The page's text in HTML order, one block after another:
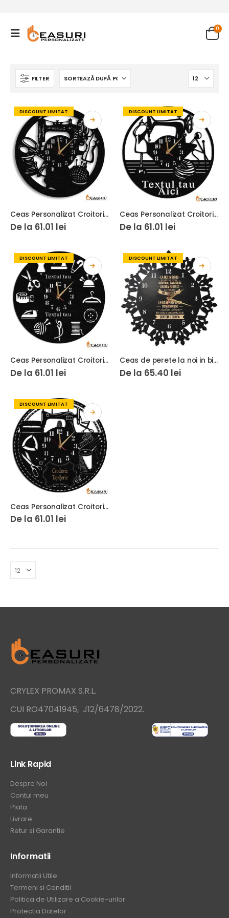
0
FILTER
DISCOUNT LIMITAT
Ceas Personalizat Croitorie 01
De la 61.01 lei
DISCOUNT LIMITAT
Ceas Personalizat Croitorie 03
De la 61.01 lei
DISCOUNT LIMITAT
Ceas Personalizat Croitorie 02
De la 61.01 lei
DISCOUNT LIMITAT
Ceas de perete la noi in birou
De la 65.40 lei
DISCOUNT LIMITAT
Ceas Personalizat Croitorie Tapiterie Canapele
De la 61.01 lei
CRYLEX PROMAX S.R.L.
CUI RO47041945, J12/6478/2022.
Link Rapid
Despre Noi
Contul meu
Plata
Livrare
Retur si Garantie
Informatii
Informatii Utile
Termeni si Conditii
Politica de Utilizare a Cookie-urilor
Protectia Datelor